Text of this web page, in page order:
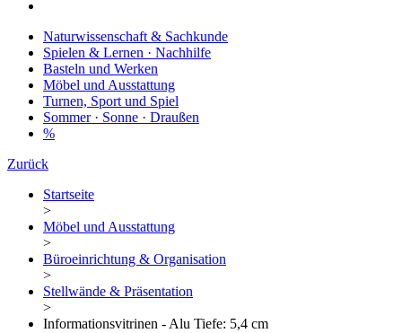
Naturwissenschaft & Sachkunde
Spielen & Lernen · Nachhilfe
Basteln und Werken
Möbel und Ausstattung
Turnen, Sport und Spiel
Sommer · Sonne · Draußen
%
Zurück
Startseite
>
Möbel und Ausstattung
>
Büroeinrichtung & Organisation
>
Stellwände & Präsentation
>
Informationsvitrinen - Alu Tiefe: 5,4 cm